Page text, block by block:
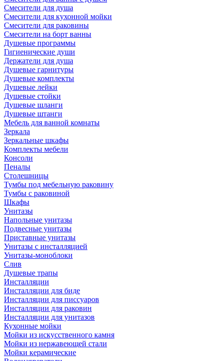
Смесители для душа
Смесители для кухонной мойки
Смесители для раковины
Смесители на борт ванны
Душевые программы
Гигиенические души
Держатели для душа
Душевые гарнитуры
Душевые комплекты
Душевые лейки
Душевые стойки
Душевые шланги
Душевые штанги
Мебель для ванной комнаты
Зеркала
Зеркальные шкафы
Комплекты мебели
Консоли
Пеналы
Столешницы
Тумбы под мебельную раковину
Тумбы с раковиной
Шкафы
Унитазы
Напольные унитазы
Подвесные унитазы
Приставные унитазы
Унитазы с инсталляцией
Унитазы-моноблоки
Слив
Душевые трапы
Инсталляции
Инсталляции для биде
Инсталляции для писсуаров
Инсталляции для раковин
Инсталляции для унитазов
Кухонные мойки
Мойки из искусственного камня
Мойки из нержавеющей стали
Мойки керамические